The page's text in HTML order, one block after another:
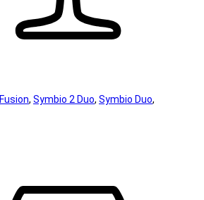
Fusion, Symbio 2 Duo, Symbio Duo,